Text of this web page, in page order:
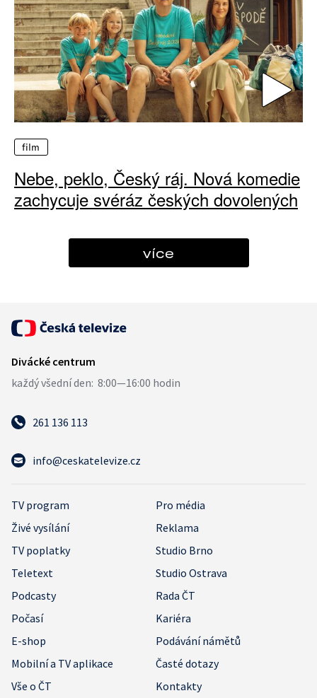
film
Nebe, peklo, Český ráj. Nová komedie
zachycuje svéráz českých dovolených
více
261 136 113
info@ceskatelevize.cz
TV program
Pro média
Živé vysílání
Reklama
TV poplatky
Studio Brno
Teletext
Studio Ostrava
Podcasty
Rada ČT
Počasí
Kariéra
E-shop
Podávání námětů
Mobilní a TV aplikace
Časté dotazy
Vše o ČT
Kontakty